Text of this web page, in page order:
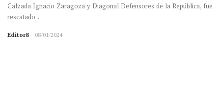
Calzada Ignacio Zaragoza y Diagonal Defensores de la República, fue
rescatado ...
Editor8 08/01/2024